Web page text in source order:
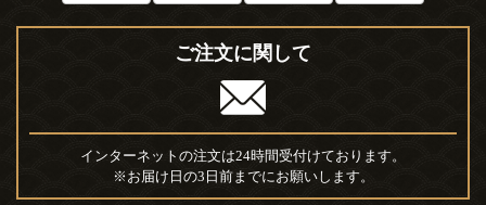
ご注文に関して
インターネットの注文は24時間受付けております。
※お届け日の3日前までにお願いします。